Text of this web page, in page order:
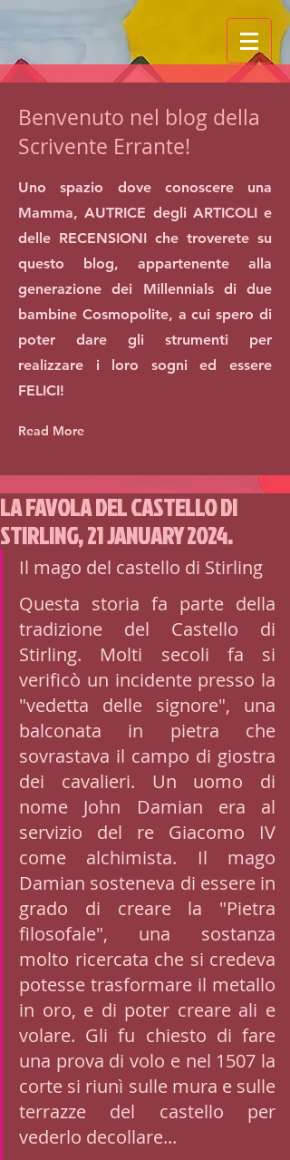
Benvenuto nel blog della
Scrivente Errante!
Uno spazio dove conoscere una
Mamma, AUTRICE degli ARTICOLI e
delle RECENSIONI che troverete su
questo blog, appartenente alla
generazione dei Millennials di due
bambine Cosmopolite, a cui spero di
poter dare gli strumenti per
realizzare i loro sogni ed essere
FELICI!
Read More
LA FAVOLA DEL CASTELLO DI
STIRLING, 21 JANUARY 2024.
Il mago del castello di Stirling
Questa storia fa parte della
tradizione del Castello di
Stirling. Molti secoli fa si
verificò un incidente presso la
"vedetta delle signore", una
balconata in pietra che
sovrastava il campo di giostra
dei cavalieri. Un uomo di
nome John Damian era al
servizio del re Giacomo IV
come alchimista. Il mago
Damian sosteneva di essere in
grado di creare la "Pietra
filosofale", una sostanza
molto ricercata che si credeva
potesse trasformare il metallo
in oro, e di poter creare ali e
volare. Gli fu chiesto di fare
una prova di volo e nel 1507 la
corte si riunì sulle mura e sulle
terrazze del castello per
vederlo decollare...